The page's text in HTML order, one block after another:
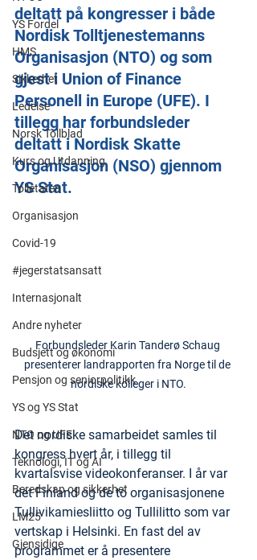
YS Fordel
HMS
Sikkerhet
Ledelse
Norsk Tollblad
Kurs og Utdanning
Tolletaten
Organisasjon
Covid-19
#jegerstatsansatt
Internasjonalt
Andre nyheter
Budsjett og økonomi
Pensjon og seniorpolitikk
YS og YS Stat
NTO og UFE
Teknologi, IT og AI
Beredskap og sikkerhet
LM25
Gjensidige
deltatt på kongresser i både
Nordisk Tolltjenestemanns
Organisasjon (NTO) og som
gjest i Union of Finance
Personell in Europe (UFE). I
tillegg har forbundsleder
deltatt i Nordisk Skatte
Organisasjon (NSO) gjennom
YS Stat.
Forbundsleder Karin Tanderø Schaug
presenterer landrapporten fra Norge til de
nordiske kolleger i NTO.
Det nordiske samarbeidet samles til
kongress hvert år, i tillegg til
kvartalsvise videokonferanser. I år var
det Finland og de to organisasjonene
Tullivikamiesliitto og Tullilitto som var
vertskap i Helsinki. En fast del av
programmet er å presentere